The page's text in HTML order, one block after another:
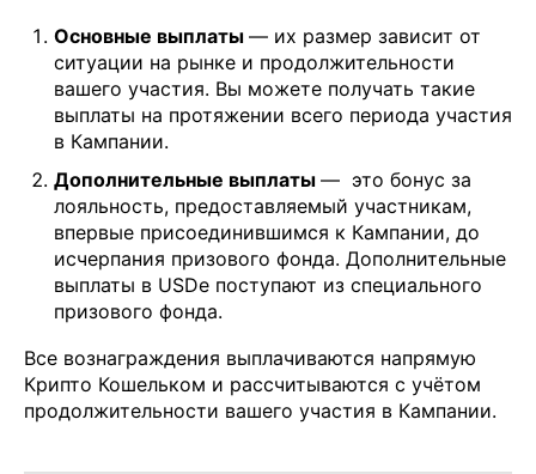
Основные выплаты — их размер зависит от
ситуации на рынке и продолжительности
вашего участия. Вы можете получать такие
выплаты на протяжении всего периода участия
в Кампании.
Дополнительные выплаты — это бонус за
лояльность, предоставляемый участникам,
впервые присоединившимся к Кампании, до
исчерпания призового фонда. Дополнительные
выплаты в USDe поступают из специального
призового фонда.
Все вознаграждения выплачиваются напрямую
Крипто Кошельком и рассчитываются с учётом
продолжительности вашего участия в Кампании.